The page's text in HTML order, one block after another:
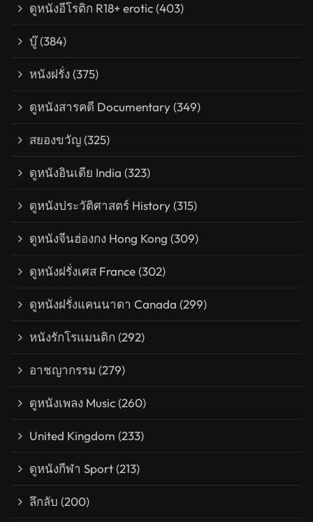
ดูหนังอีโรติก R18+ erotic(403)
บู๊(384)
หนังฝรั่ง (375)
ดูหนังสารคดี Documentary(349)
สยองขวัญ(325)
ดูหนังอินเดีย India (323)
ดูหนังประวัติศาสตร์ History(315)
ดูหนังจีนฮ่องกง Hong Kong (309)
ดูหนังฝรั่งเศส France(302)
ดูหนังฝรั่งแคนนาดา Canada (299)
หนังรักโรแมนติก (292)
อาชญากรรม (279)
ดูหนังเพลง Music(260)
United Kingdom (233)
ดูหนังกีฬา Sport(213)
ลึกลับ (200)